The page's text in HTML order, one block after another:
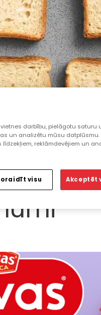
darbību, pielāgotu saturu
un analizētu mūsu datplūsmu.
reklāmdevējiem un
visu Akceptēt